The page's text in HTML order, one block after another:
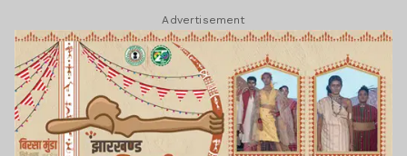
Advertisement